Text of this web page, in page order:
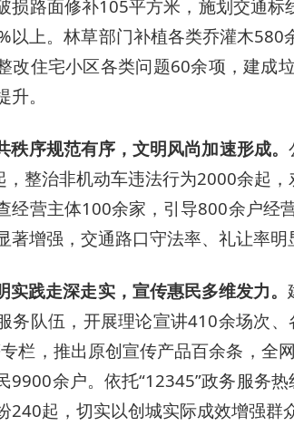
损路面修补105平方米，施划交通
以上。林草部门补植各类乔灌木
改住宅小区各类问题60余项，建成
升。
秩序规范有序，文明风尚加速形成。
，整治非机动车违法行为2000余起
经营主体100余家，引导800余户经
著增强，交通路口守法率、礼让率明
实践走深走实，宣传惠民多维发力。
务队伍，开展理论宣讲410余场次
栏，推出原创宣传产品百余条，全
9900余户。依托“12345”政务服务
240起，切实以创城实际成效增强群